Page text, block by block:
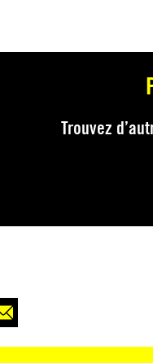
Trouvez